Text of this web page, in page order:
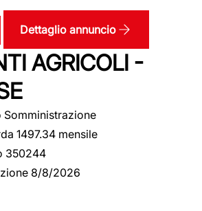
Dettaglio annuncio
AGRICOLI -
Somministrazione
1497.34 mensile
350244
8/8/2026